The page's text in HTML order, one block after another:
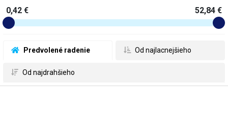
Predvolené radenie Od najlacnejšieho
Od najdrahšieho
0,42 € 52,84 €